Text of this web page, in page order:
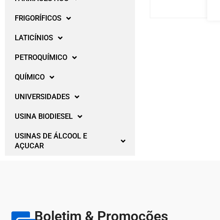
FRIGORÍFICOS
LATICÍNIOS
PETROQUÍMICO
QUÍMICO
UNIVERSIDADES
USINA BIODIESEL
USINAS DE ÁLCOOL E
AÇUCAR
Boletim & Promoções